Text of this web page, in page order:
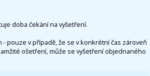
doba čekání na vyšetření.
pouze v případě, že se v konkrétní čas zároveň
ošetření, může se vyšetření objednaného